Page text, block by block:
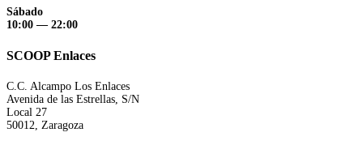
Sábado
10:00 — 22:00
SCOOP Enlaces
C.C. Alcampo Los Enlaces
Avenida de las Estrellas, S/N
Local 27
50012, Zaragoza